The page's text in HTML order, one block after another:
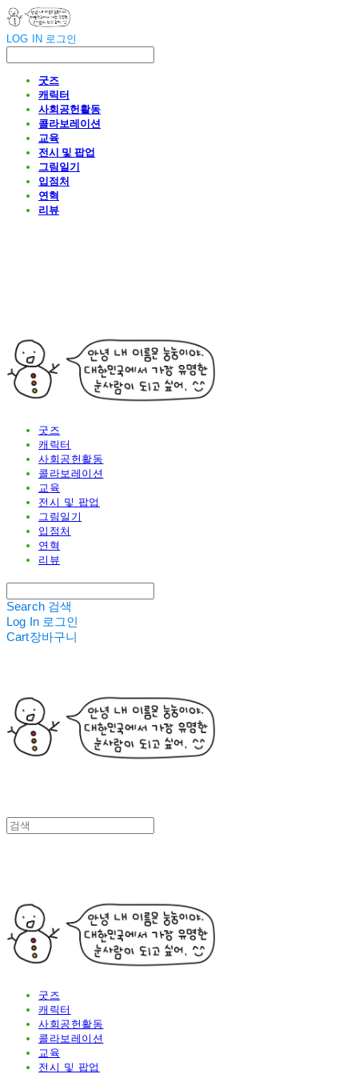
LOG IN 로그인
굿즈
캐릭터
사회공헌활동
콜라보레이션
교육
전시 및 팝업
그림일기
입점처
연혁
리뷰
굿즈
캐릭터
사회공헌활동
콜라보레이션
교육
전시 및 팝업
그림일기
입점처
연혁
리뷰
Search 검색
Log In 로그인
Cart장바구니
굿즈
캐릭터
사회공헌활동
콜라보레이션
교육
전시 및 팝업